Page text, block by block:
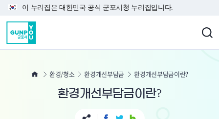
본문 바로가기
이 누리집은 대한민국 공식 군포시청 누리집입니다.
환경/청소 환경개선부담금 환경개선부담금이란?
환경개선부담금이란?